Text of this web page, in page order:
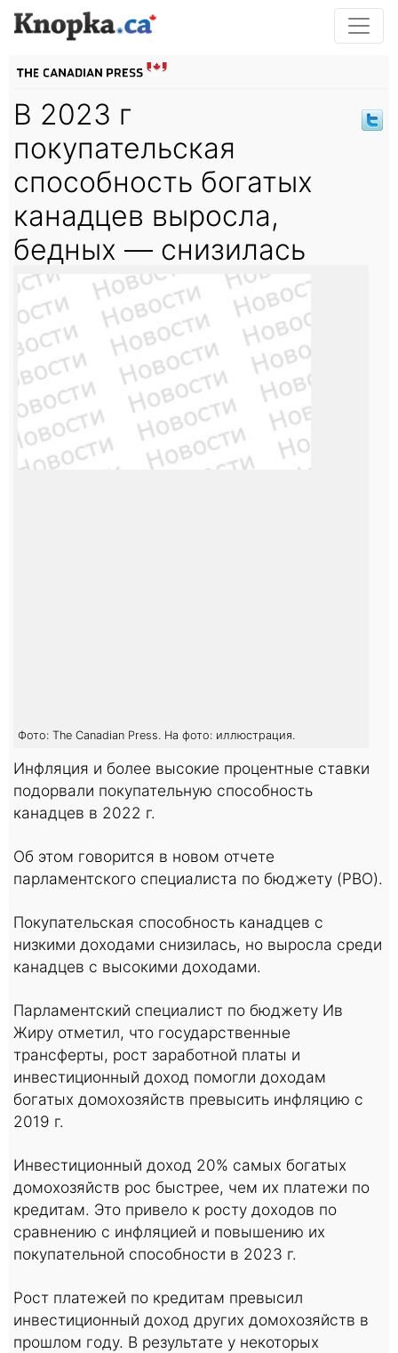
В 2023 г
покупательская
способность богатых
канадцев выросла,
бедных — снизилась
Фото: The Canadian Press. На фото: иллюстрация.
Инфляция и более высокие процентные ставки
подорвали покупательную способность
канадцев в 2022 г.
Об этом говорится в новом отчете
парламентского специалиста по бюджету (PBO).
Покупательская способность канадцев с
низкими доходами снизилась, но выросла среди
канадцев с высокими доходами.
Парламентский специалист по бюджету Ив
Жиру отметил, что государственные
трансферты, рост заработной платы и
инвестиционный доход помогли доходам
богатых домохозяйств превысить инфляцию с
2019 г.
Инвестиционный доход 20% самых богатых
домохозяйств рос быстрее, чем их платежи по
кредитам. Это привело к росту доходов по
сравнению с инфляцией и повышению их
покупательной способности в 2023 г.
Рост платежей по кредитам превысил
инвестиционный доход других домохозяйств в
прошлом году. В результате у некоторых